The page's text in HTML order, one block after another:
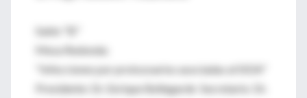
Salón "B"
Mesa Redonda:
"Infecciones por protozoarios asociadas al SIDA"
Presidente: Dr. Enrique Bellegarde Secretario: Dr.